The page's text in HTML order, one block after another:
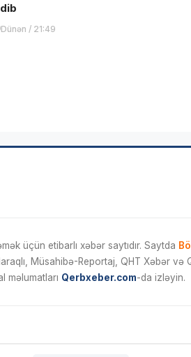
Dünən / 21:49
üçün etibarlı xəbər saytıdır. Saytda
Müsahibə-Reportaj, QHT Xəbər
məlumatları Qerbxeber.com-da izləyin.